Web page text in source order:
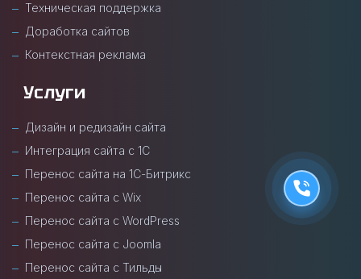
Техническая поддержка
Доработка сайтов
Контекстная реклама
Услуги
Дизайн и редизайн сайта
Интеграция сайта с 1С
Перенос сайта на 1С-Битрикс
Перенос сайта с Wix
Перенос сайта с WordPress
Перенос сайта с Joomla
Перенос сайта с Тильды